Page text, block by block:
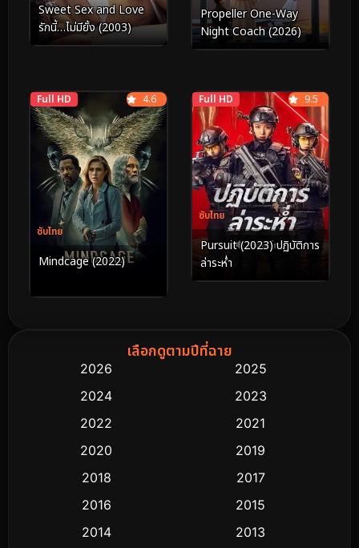
Sweet Sex and Love
รักนี้…ไม่มียั้ง (2003)
Propeller One-Way
Night Coach (2026)
Full HD
ซับไทย
4.6
Mindcage (2022)
Full HD
ซับไทย
9.5
Pursuit (2023) ปฏิบัติการ
ล่าระห่ำ
เลือกดูตามปีที่ฉาย
2026
2025
2024
2023
2022
2021
2020
2019
2018
2017
2016
2015
2014
2013